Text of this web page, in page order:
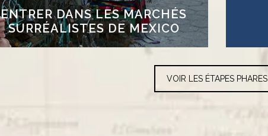
ENTRER DANS LES MARCHÉS
SURRÉALISTES DE MEXICO
VOIR LES ÉTAPES PHARES